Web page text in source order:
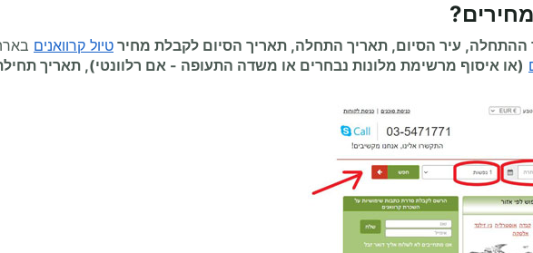
?
עיר הסיום, תאריך התחלה, תאריך הסיום לקבלת מחיר טיול קרוואנים
(או איסוף מרשימת מלונות נבחרים או משדה התעופה - אם רלוונטי), תאריך